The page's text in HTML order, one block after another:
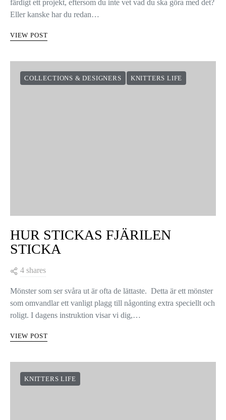
Brukar du kasta dina garnrester i en låda efter du har stickat
färdigt ett projekt, eftersom du inte vet vad du ska göra med det?
HUR STICKAS FJÄRILEN
STICKA
Mönster som ser svåra ut är ofta de lättaste. Detta är ett mönster
som omvandlar ett vanligt plagg till någonting extra speciellt och